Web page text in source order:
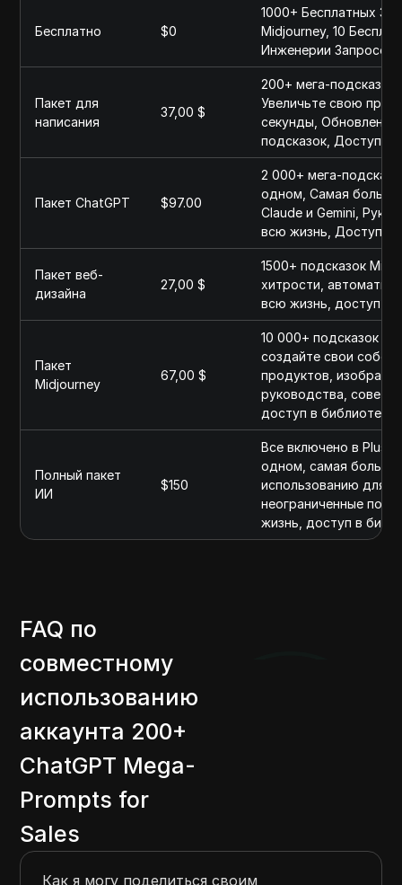
Бесплатно $0
1000+ Бесплатных
Midjourney, 10
Инженерии
Пакет для
написания
37,00 $
200+ мега-подсказок
Увеличьте свою
секунды,
подсказок, Доступ в
Пакет ChatGPT $97.00
2 000+ мега-
одном, Самая
Claude и Gemini,
всю жизнь, Доступ в
Пакет веб-
дизайна
27,00 $
1500+ подсказок
хитрости,
всю жизнь, доступ в
Пакет
Midjourney
67,00 $
10 000+ подсказок
создайте свои
продуктов,
руководства, советы
доступ в библиотеке
Полный пакет
ИИ
$150
Все включено в Plus,
одном, самая
использованию для
неограниченные
жизнь, доступ в
FAQ по
совместному
использованию
аккаунта 200+
ChatGPT Mega-
Prompts for
Sales
Как я могу поделиться своим